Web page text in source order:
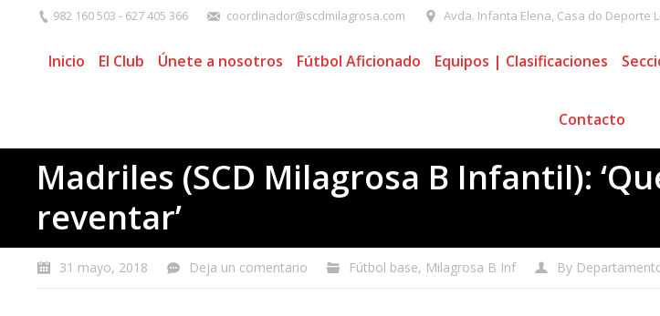
982 160 503 - 627 405 366 coordinador@scdmilagrosa.com Avda. Infanta Elena, Casa do Deporte
Inicio El Club Únete a nosotros Fútbol Aficionado Equipos | Clasificaciones
Contacto
Madriles (SCD Milagrosa B Infantil):
reventar’
31 mayo, 2018 Deja un comentario Fútbol base, Milagrosa B Inf By